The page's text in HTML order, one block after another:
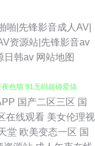
啪|先锋影音成人AV|
资源站|先锋影音av
日韩av 网站地图
瑟www 亚洲不卡一二三
色猫 91无码超碰爱搞
国产二区三区 国
在线观看 美女伦理视
堂 欧美变态一区 国